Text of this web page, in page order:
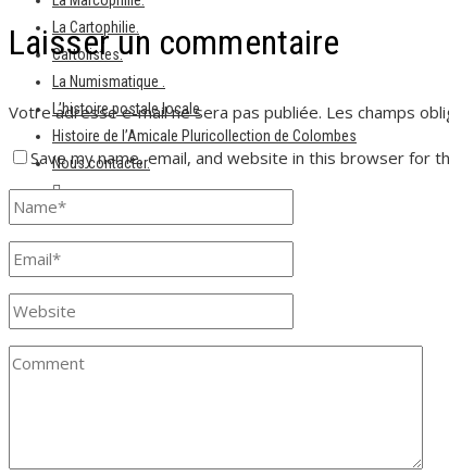
La Cartophilie.
Cartolistes.
La Numismatique .
L’histoire postale locale
Histoire de l’Amicale Pluricollection de Colombes
Nous contacter.
Laisser un commentaire
Votre adresse e-mail ne sera pas publiée. Les champs
Save my name, email, and website in this browser for